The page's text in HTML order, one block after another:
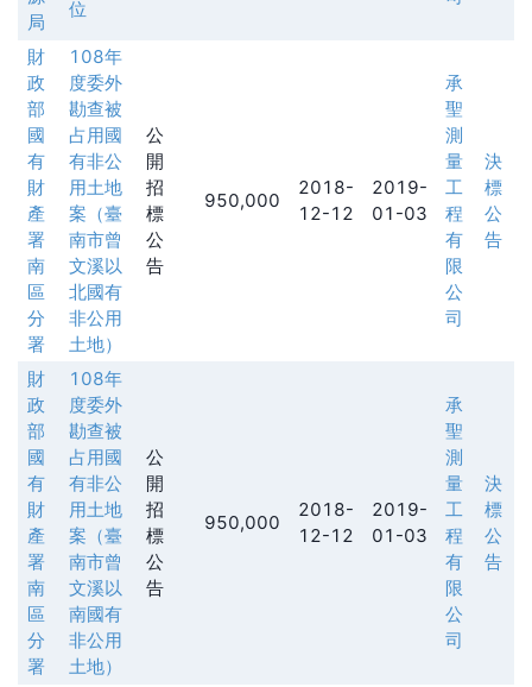
局
位
財
政
部
國
有
財
產
署
南
區
分
署
108年
度委外
勘查被
占用國
有非公
用土地
案（臺
南市曾
文溪以
北國有
非公用
土地）
公
開
招
標
公
告
950,000
2018-
12-12
2019-
01-03
承
聖
測
量
工
程
有
限
公
司
決
標
公
告
財
政
部
國
有
財
產
署
南
區
分
署
108年
度委外
勘查被
占用國
有非公
用土地
案（臺
南市曾
文溪以
南國有
非公用
土地）
公
開
招
標
公
告
950,000
2018-
12-12
2019-
01-03
承
聖
測
量
工
程
有
限
公
司
決
標
公
告